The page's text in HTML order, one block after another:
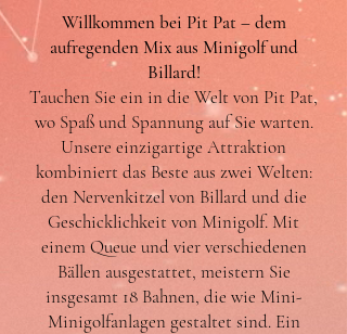
Willkommen bei Pit Pat – dem
aufregenden Mix aus Minigolf und
Billard!
Tauchen Sie ein in die Welt von Pit Pat,
wo Spaß und Spannung auf Sie warten.
Unsere einzigartige Attraktion
kombiniert das Beste aus zwei Welten:
den Nervenkitzel von Billard und die
Geschicklichkeit von Minigolf. Mit
einem Queue und vier verschiedenen
Bällen ausgestattet, meistern Sie
insgesamt 18 Bahnen, die wie Mini-
Minigolfanlagen gestaltet sind. Ein